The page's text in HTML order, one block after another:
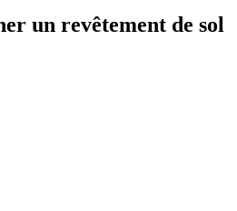
un revêtement de sol